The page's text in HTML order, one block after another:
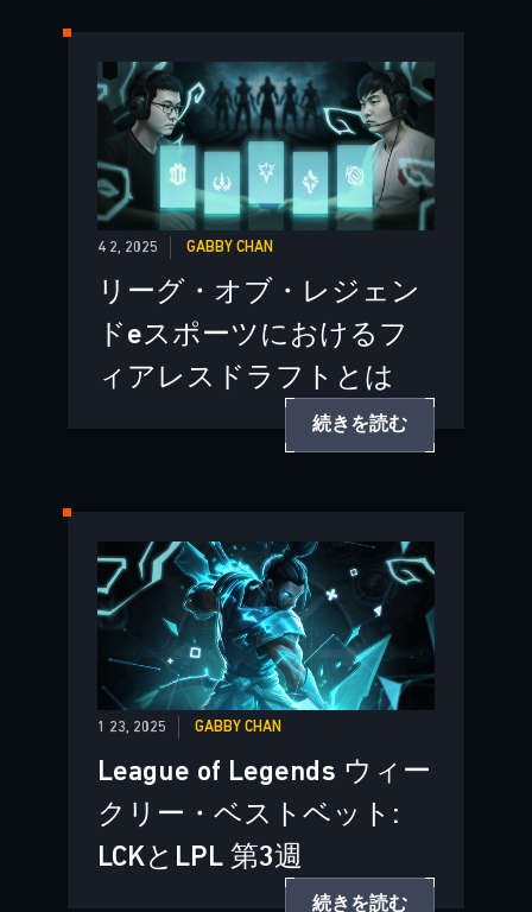
4 2, 2025 GABBY CHAN
リーグ・オブ・レジェン
ドeスポーツにおけるフ
ィアレスドラフトとは
続きを読む
1 23, 2025 GABBY CHAN
League of Legends ウィー
クリー・ベストベット:
LCKとLPL 第3週
続きを読む